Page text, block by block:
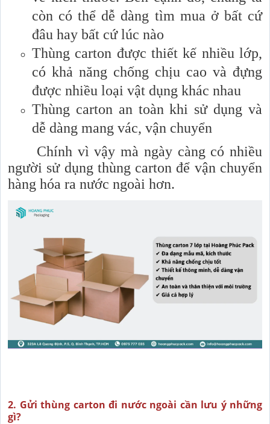
còn có thể dễ dàng tìm mua ở bất cứ
đâu hay bất cứ lúc nào
Thùng carton được thiết kế nhiều lớp,
có khả năng chống chịu cao và đựng
được nhiều loại vật dụng khác nhau
Thùng carton an toàn khi sử dụng và
dễ dàng mang vác, vận chuyển
Chính vì vậy mà ngày càng có nhiều
người sử dụng thùng carton để vận chuyển
hàng hóa ra nước ngoài hơn.
2. Gửi thùng carton đi nước ngoài cần lưu ý những
gì?